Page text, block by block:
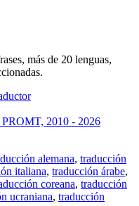
más de 20 lenguas,
2010 - 2026
alemana, traducción
italiana, traducción árabe,
coreana, traducción
ucraniana, traducción